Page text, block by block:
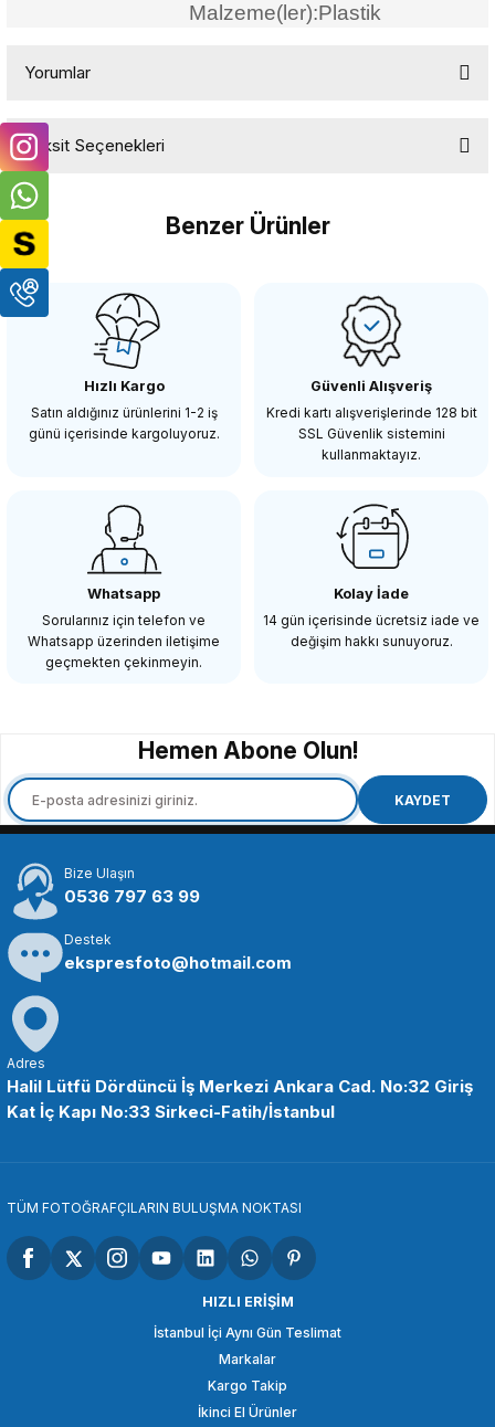
Malzeme(ler):Plastik
Yorumlar
Yorum Yaz
Taksit Seçenekleri
Benzer Ürünler
SMALLRİG
SmallRig 2085 Canon C200 için Gölgelik
SmallRig 1845 Panasonic Lumix GH5 / GH4 / G85 / G7 / GX8 4.7 ''LCD
218,86 TL
SmallRig 1713 Altıgen Vidalı Paketi (12 adet)
526,94 TL
SEPETE EKLE
SMALLRİG
SmallRig 974 Kamera Sabitleme Vidası
SMALLRİG
SmallRig 877 Tekerlek Kilit Vidası 2 adet
Hızlı Kargo
Satın aldığınız ürünlerini 1-2 iş
günü içerisinde kargoluyoruz.
Güvenli Alışveriş
Kredi kartı alışverişlerinde 128 bit
SSL Güvenlik sistemini
kullanmaktayız.
Whatsapp
Sorularınız için telefon ve
Whatsapp üzerinden iletişime
geçmekten çekinmeyin.
Kolay İade
14 gün içerisinde ücretsiz iade ve
değişim hakkı sunuyoruz.
Hemen Abone Olun!
KAYDET
Bize Ulaşın
0536 797 63 99
Destek
ekspresfoto@hotmail.com
Adres
Halil Lütfü Dördüncü İş Merkezi Ankara Cad. No:32 Giriş
Kat İç Kapı No:33 Sirkeci-Fatih/İstanbul
TÜM FOTOĞRAFÇILARIN BULUŞMA NOKTASI
HIZLI ERİŞİM
İstanbul İçi Aynı Gün Teslimat
Markalar
Kargo Takip
İkinci El Ürünler